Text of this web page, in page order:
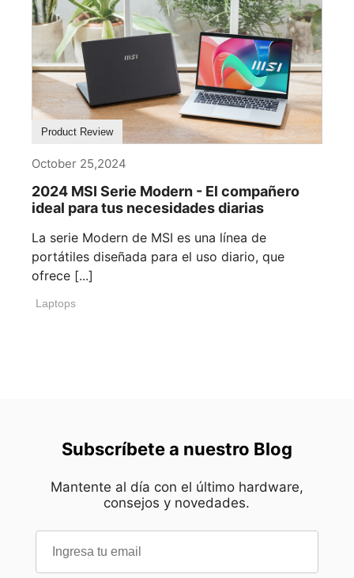
Product Review
October 25,2024
2024 MSI Serie Modern - El compañero
ideal para tus necesidades diarias
La serie Modern de MSI es una línea de
portátiles diseñada para el uso diario, que
ofrece [...]
Laptops
Subscríbete a nuestro Blog
Mantente al día con el último hardware,
consejos y novedades.